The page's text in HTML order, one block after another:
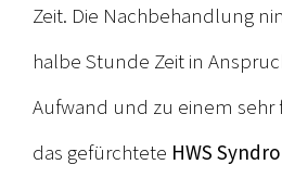
Zeit. Die Nachbehandlung
halbe Stunde Zeit in
Aufwand und zu einem sehr
das gefürchtete HWS